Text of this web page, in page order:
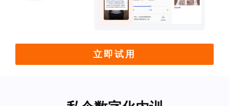
立即试用